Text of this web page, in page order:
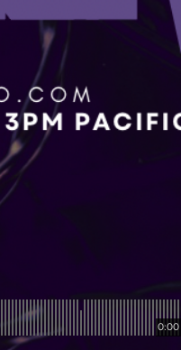
0:00